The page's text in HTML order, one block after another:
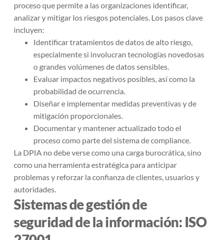
proceso que permite a las organizaciones identificar,
analizar y mitigar los riesgos potenciales. Los pasos clave
incluyen:
Identificar tratamientos de datos de alto riesgo,
especialmente si involucran tecnologías novedosas
o grandes volúmenes de datos sensibles.
Evaluar impactos negativos posibles, así como la
probabilidad de ocurrencia.
Diseñar e implementar medidas preventivas y de
mitigación proporcionales.
Documentar y mantener actualizado todo el
proceso como parte del sistema de compliance.
La DPIA no debe verse como una carga burocrática, sino
como una herramienta estratégica para anticipar
problemas y reforzar la confianza de clientes, usuarios y
autoridades.
Sistemas de gestión de
seguridad de la información: ISO